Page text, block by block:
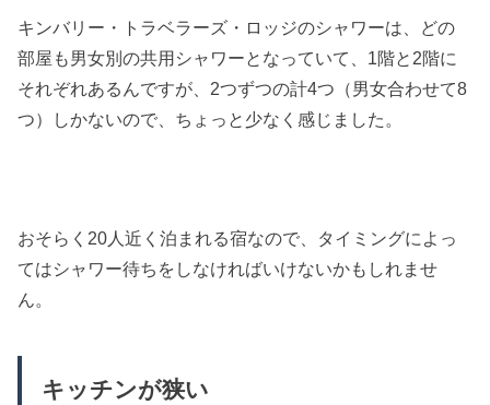
キンバリー・トラベラーズ・ロッジのシャワーは、どの
部屋も男女別の共用シャワーとなっていて、1階と2階に
それぞれあるんですが、2つずつの計4つ（男女合わせて8
つ）しかないので、ちょっと少なく感じました。
おそらく20人近く泊まれる宿なので、タイミングによっ
てはシャワー待ちをしなければいけないかもしれませ
ん。
キッチンが狭い